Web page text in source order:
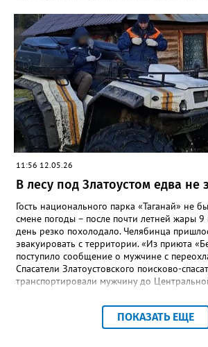
аккуратно вставила её в рот и
снова пошел в лёгкие – человек задышал.
удерживала его в таком положении до
рассказали в златоустовском ОМВД.
в больницу с ушибами. Руководство ГУ
Законодательное собрание области
награждении Александры Робертус.
11:56 12.05.26
В лесу под Златоустом едва не
Гость национального парка «Таганай» не
смене погоды – после почти летней жары
день резко похолодало. Челябинца
эвакуировать с территории. «Из приюта
поступило сообщение о мужчине с
Спасатели Златоустовского поисково-
транспортировали мужчину до
пресс-центре ПСС по Челябинской области.
единственный инцидент за все
отметили в ПСС. Всего за время
ПОКАЗАТЬ ЕЩЕ